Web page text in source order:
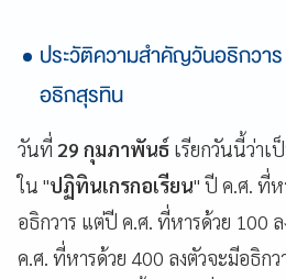
ประวัติความสำคัญวันอธิกวา
อธิกสุรทิน
วันที่ 29 กุมภาพันธ์ เรียกวันนี้ว่าเ
ใน "ปฏิทินเกรกอเรียน" ปี ค.ศ. ที่ห
อธิกวาร แต่ปี ค.ศ. ที่หารด้วย 100
ค.ศ. ที่หารด้วย 400 ลงตัวจะมีอธิก